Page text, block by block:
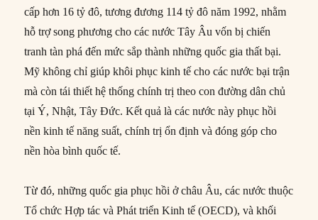
cấp hơn 16 tỷ đô, tương đương 114 tỷ đô năm 1992, nhằm
hỗ trợ song phương cho các nước Tây Âu vốn bị chiến
tranh tàn phá đến mức sắp thành những quốc gia thất bại.
Mỹ không chỉ giúp khôi phục kinh tế cho các nước bại trận
mà còn tái thiết hệ thống chính trị theo con đường dân chủ
tại Ý, Nhật, Tây Đức. Kết quả là các nước này phục hồi
nền kinh tế năng suất, chính trị ổn định và đóng góp cho
nền hòa bình quốc tế.
Từ đó, những quốc gia phục hồi ở châu Âu, các nước thuộc
Tổ chức Hợp tác và Phát triển Kinh tế (OECD), và khối